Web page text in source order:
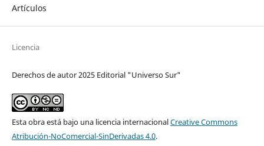
Artículos
Licencia
Derechos de autor 2025 Editorial "Universo Sur"
Esta obra está bajo una licencia internacionalCreative Commons
Atribución-NoComercial-SinDerivadas 4.0.